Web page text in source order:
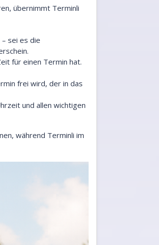
übernimmt Terminli
sei es die
für einen Termin hat.
frei wird, der in das
und allen wichtigen
während Terminli im